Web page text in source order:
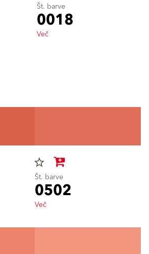
Št. barve
0018
Več
star_border
Št. barve
0502
Več